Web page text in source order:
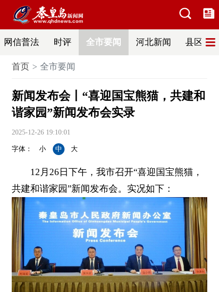
网信普法 时评 全市要闻 河北新闻 县区热
首页 全市要闻
新闻发布会丨“喜迎国宝熊猫，共建和
谐家园”新闻发布会实录
2025-12-26 19:10:01
字体： 小 中 大
12月26日下午，我市召开“喜迎国宝熊猫，
共建和谐家园”新闻发布会。实况如下：